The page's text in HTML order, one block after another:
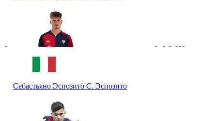
-
Себастьяно Эспозито С. Эспозито
- - - ---